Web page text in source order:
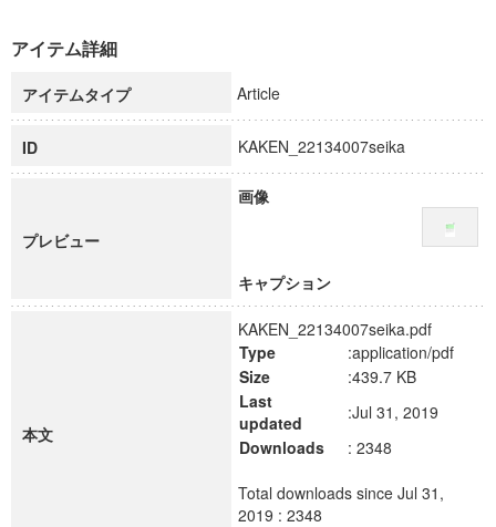
科学研究費補助金研究成果報告書
慶應義塾大学グローバルCOEプログラム市民社会ガバナンス
慶應義塾大学グローバルCOEプログラム論理と感性の先端的
博士課程教育リーディングプログラム「超成熟社会発展のサ
学術雑誌掲載論文等(8)
アイテム詳細
アイテムタイプ Article
ID KAKEN_22134007seika
プレビュー
画像
キャプション
本文
KAKEN_22134007seika.pdf
Type
:application/pdf
Size
:439.7 KB
Last
updated
:Jul 31, 2019
Downloads
: 2348
Total downloads since Jul 31,
2019 : 2348